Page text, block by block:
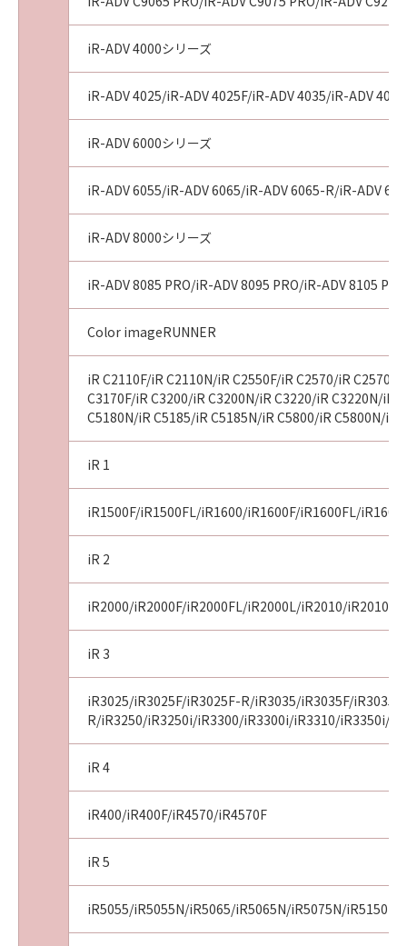
ANY OTHER COMMUNICATIONS BETWEEN
YOU AND CANON RELATING TO THE
SUBJECT MATTER HEREOF. NO AMENDMENT
TO THIS AGREEMENT SHALL BE EFFECTIVE
UNLESS SIGNED BY A DULY AUTHORISED
REPRESENTATIVE OF CANON.
Should you have any questions concerning
Canon for any reason, please write to Canon's
sales subsidiary or distributor/dealer, serving
the country where you obtained the
Products.
No.022915
iR-ADV 4000シリーズ
iR-ADV 4025/iR-ADV 4025F/iR-ADV 4035/iR-ADV
iR-ADV 6000シリーズ
iR-ADV 6055/iR-ADV 6065/iR-ADV 6065-R/iR-ADV
iR-ADV 8000シリーズ
iR-ADV 8085 PRO/iR-ADV 8095 PRO/iR-ADV 8105
Color imageRUNNER
iR C2110F/iR C2110N/iR C2550F/iR C2570/iR
C3170F/iR C3200/iR C3200N/iR C3220/iR C3220N/iR
C5180N/iR C5185/iR C5185N/iR C5800/iR C5800N/
iR 1
iR1500F/iR1500FL/iR1600/iR1600F/iR1600FL/
iR 2
iR2000/iR2000F/iR2000FL/iR2000L/iR2010/
iR 3
iR3025/iR3025F/iR3025F-R/iR3035/iR3035F/
R/iR3250/iR3250i/iR3300/iR3300i/iR3310/iR3350i/
iR 4
iR400/iR400F/iR4570/iR4570F
iR 5
iR5055/iR5055N/iR5065/iR5065N/iR5075N/iR5150i/